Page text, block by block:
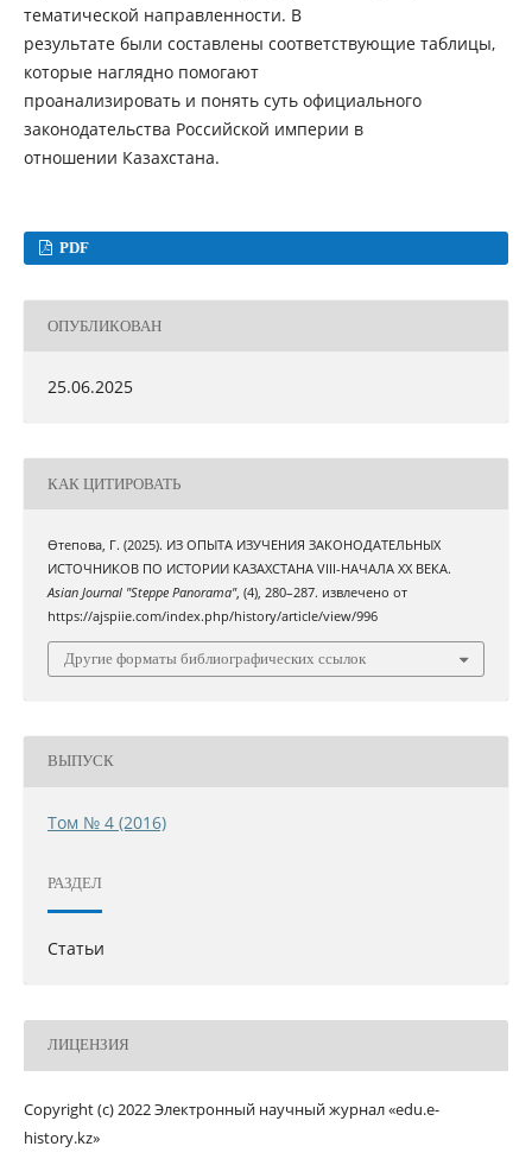
тематической направленности. В
результате были составлены соответствующие таблицы,
которые наглядно помогают
проанализировать и понять суть официального
законодательства Российской империи в
отношении Казахстана.
PDF
ОПУБЛИКОВАН
25.06.2025
КАК ЦИТИРОВАТЬ
Өтепова, Г. (2025). ИЗ ОПЫТА ИЗУЧЕНИЯ ЗАКОНОДАТЕЛЬНЫХ
ИСТОЧНИКОВ ПО ИСТОРИИ КАЗАХСТАНА VIII-НАЧАЛА XX ВЕКА.
Asian Journal "Steppe Panorama", (4), 280–287. извлечено от
https://ajspiie.com/index.php/history/article/view/996
Другие форматы библиографических ссылок
ВЫПУСК
Том № 4 (2016)
РАЗДЕЛ
Статьи
ЛИЦЕНЗИЯ
Copyright (c) 2022 Электронный научный журнал «edu.e-
history.kz»